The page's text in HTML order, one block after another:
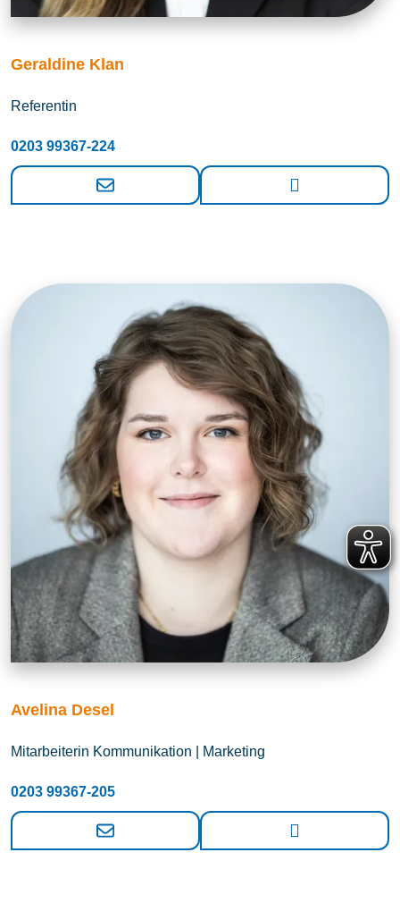
Geraldine Klan
Referentin
0203 99367-224
Avelina Desel
Mitarbeiterin Kommunikation | Marketing
0203 99367-205